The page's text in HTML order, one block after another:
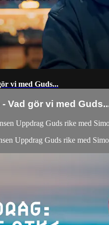
vi med Guds...
Vad gör vi med
Uppdrag Guds rike med
Uppdrag Guds rike med